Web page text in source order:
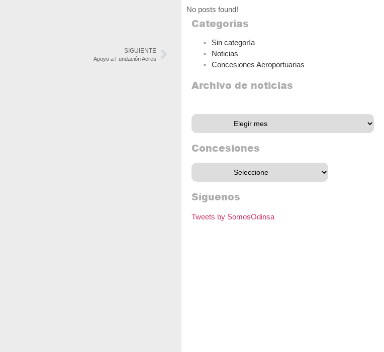
SIGUIENTE
Apoyo a Fundación Acres
No posts found!
Categorías
Sin categoría
Noticias
Concesiones Aeroportuarias
Archivo de noticias
Concesiones
Síguenos
Tweets by SomosOdinsa